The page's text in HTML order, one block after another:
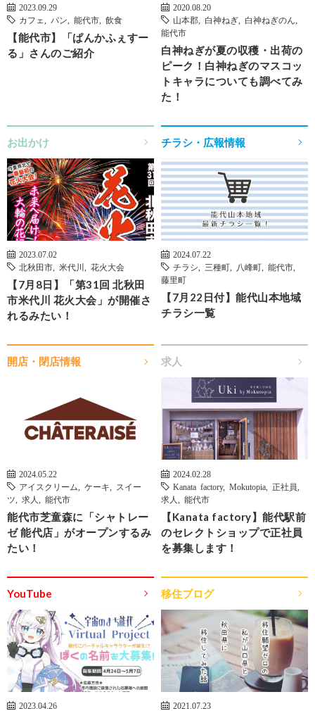
2023.09.29
カフェ
パン 能代市 飲食
【能代市】「ぱんかふぇすー
る」さんのご紹介
2020.08.20
山本郡
白神ねぎ 白神ねぎのん
能代市
白神ねぎが夏の収穫・出荷の
ピーク！白神ねぎのマスコッ
トキャラについても調べてみ
た！
お出かけ
2023.07.02
北秋田市
米代川 花火大会
【7月8日】「第31回 北秋田
市米代川 花火大会」が開催さ
れるみたい！
チラシ・広報情報
2024.07.22
チラシ
三種町 八峰町 能代市
藤里町
【7月22日付】能代山本地域
チラシ一覧
開店・閉店情報
2024.05.22
アイスクリーム
ケーキ
スイー
ツ
求人 能代市
能代市芝童森に「シャトレー
ゼ 能代店」がオープンするみ
たい！
求人
2024.02.28
Kanata factory, Mokutopia 正社員
求人
能代市
【Kanata factory】能代駅前
のセレクトショップで正社員
を募集します！
YouTube
2023.04.26
移住ブログ
2021.07.23